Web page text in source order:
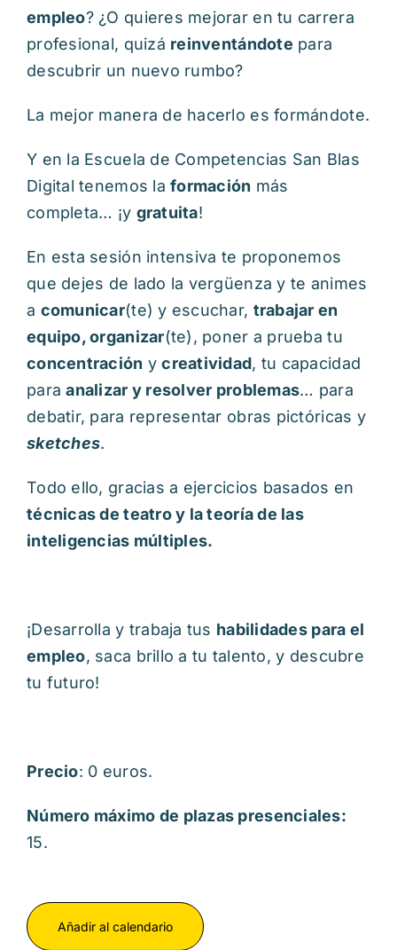
empleo? ¿O quieres mejorar en tu carrera
profesional, quizá reinventándote para
descubrir un nuevo rumbo?
La mejor manera de hacerlo es formándote.
Y en la Escuela de Competencias San Blas
Digital tenemos laformación más
completa… ¡y gratuita!
En esta sesión intensiva te proponemos
que dejes de lado la vergüenza y te animes
a comunicar(te) y escuchar, trabajar en
equipo, organizar(te), poner a prueba tu
concentración ycreatividad, tu capacidad
paraanalizar y resolver problemas… para
debatir, para representar obras pictóricas y
sketches.
Todo ello, gracias a ejercicios basados en
técnicas de teatro y la teoría de las
inteligencias múltiples.
¡Desarrolla y trabaja tus habilidades para el
empleo, saca brillo a tu talento, y descubre
tu futuro!
Precio: 0 euros.
Número máximo de plazas presenciales:
15.
Añadir al calendario